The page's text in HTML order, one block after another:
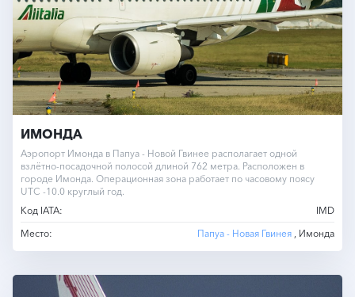
ИМОНДА
Аэропорт Имонда в Папуа - Новой Гвинее располагает одной
взлётно-посадочной полосой длиной 762 метра. Расположен в
городе Имонда. Операционная зона работает по часовому поясу
UTC -10.0 круглый год.
Код IATA:
IMD
Место:
Папуа - Новая Гвинея , Имонда